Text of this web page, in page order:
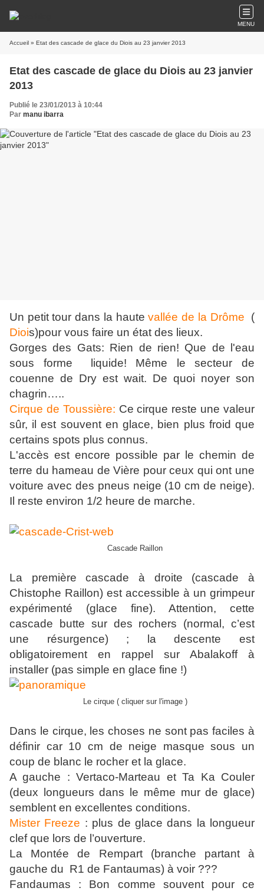
MENU
Accueil » Etat des cascade de glace du Diois au 23 janvier 2013
Etat des cascade de glace du Diois au 23 janvier
2013
Publié le 23/01/2013 à 10:44
Par manu ibarra
Un petit tour dans la hautevallée de la Drôme
(
Diois)pour vous faire un état des lieux.
Gorges des Gats: Rien de rien! Que de l'eau
sous forme liquide! Même le secteur de
couenne de Dry est wait. De quoi noyer son
chagrin…..
Cirque de Toussière: Ce cirque reste une valeur
sûr, il est souvent en glace, bien plus froid que
certains spots plus connus.
L'accès est encore possible par le chemin de
terre du hameau de Vière pour ceux qui ont une
voiture avec des pneus neige (10 cm de neige).
Il reste environ 1/2 heure de marche.
Cascade Raillon
La première cascade à droite (cascade à
Chistophe Raillon) est accessible à un grimpeur
expérimenté (glace fine). Attention, cette
cascade butte sur des rochers (normal, c’est
une résurgence) ; la descente est
obligatoirement en rappel sur Abalakoff à
installer (pas simple en glace fine !)
Le cirque ( cliquer sur l'image )
Dans le cirque, les choses ne sont pas faciles à
définir car 10 cm de neige masque sous un
coup de blanc le rocher et la glace.
A gauche : Vertaco-Marteau et Ta Ka Couler
(deux longueurs dans le même mur de glace)
semblent en excellentes conditions.
Mister Freeze : plus de glace dans la longueur
clef que lors de l’ouverture.
La Montée de Rempart (branche partant à
gauche du R1 de Fantaumas) à voir ???
Fandaumas : Bon comme souvent pour ce